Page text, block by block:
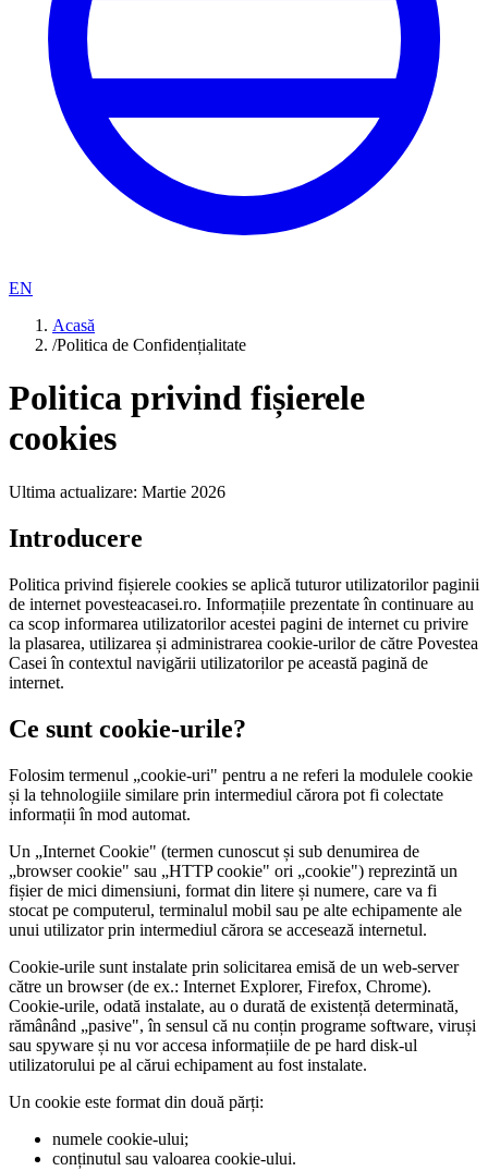
EN
Acasă
/Politica de Confidențialitate
Politica privind fișierele
cookies
Ultima actualizare: Martie 2026
Introducere
Politica privind fișierele cookies se aplică tuturor utilizatorilor paginii
de internet povesteacasei.ro. Informațiile prezentate în continuare au
ca scop informarea utilizatorilor acestei pagini de internet cu privire
la plasarea, utilizarea și administrarea cookie-urilor de către Povestea
Casei în contextul navigării utilizatorilor pe această pagină de
internet.
Ce sunt cookie-urile?
Folosim termenul „cookie-uri" pentru a ne referi la modulele cookie
și la tehnologiile similare prin intermediul cărora pot fi colectate
informații în mod automat.
Un „Internet Cookie" (termen cunoscut și sub denumirea de
„browser cookie" sau „HTTP cookie" ori „cookie") reprezintă un
fișier de mici dimensiuni, format din litere și numere, care va fi
stocat pe computerul, terminalul mobil sau pe alte echipamente ale
unui utilizator prin intermediul cărora se accesează internetul.
Cookie-urile sunt instalate prin solicitarea emisă de un web-server
către un browser (de ex.: Internet Explorer, Firefox, Chrome).
Cookie-urile, odată instalate, au o durată de existență determinată,
rămânând „pasive", în sensul că nu conțin programe software, viruși
sau spyware și nu vor accesa informațiile de pe hard disk-ul
utilizatorului pe al cărui echipament au fost instalate.
Un cookie este format din două părți:
numele cookie-ului;
conținutul sau valoarea cookie-ului.